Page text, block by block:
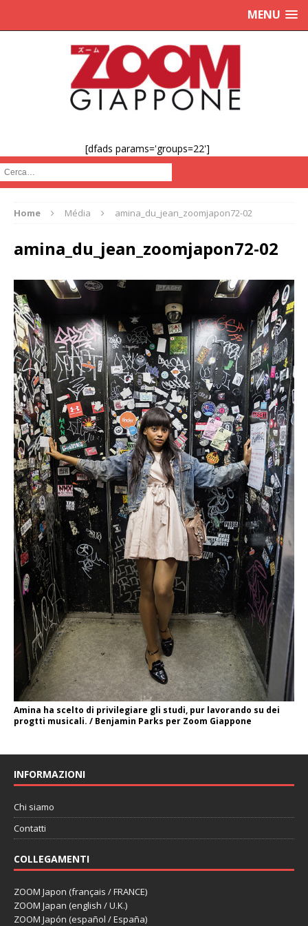
MENU
[dfads params='groups=22']
Cerca :
Home Média amina_du_jean_zoomjapon72-02
amina_du_jean_zoomjapon72-02
Amina ha scelto di privilegiare gli studi, pur lavorando su dei
progtti musicali. / Benjamin Parks per Zoom Giappone
INFORMAZIONI
Chi siamo
Contatti
COLLEGAMENTI
ZOOM Japon (français / FRANCE)
ZOOM Japan (english / U.K.)
ZOOM Japón (español / España)